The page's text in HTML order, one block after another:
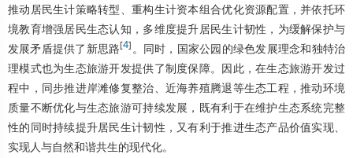
推动居民生计策略转型、重构生计资本组合优化资源配置，并依托环
境教育增强居民生态认知，多维度提升居民生计韧性，为缓解保护与
发展矛盾提供了新思路[4] 。同时，国家公园的绿色发展理念和独特治
理模式也为生态旅游开发提供了制度保障。因此，在生态旅游开发过
程中，同步推进岸滩修复整治、近海养殖腾退等生态工程，推动环境
质量不断优化与生态旅游可持续发展，既有利于在维护生态系统完整
性的同时持续提升居民生计韧性，又有利于推进生态产品价值实现、
实现人与自然和谐共生的现代化。